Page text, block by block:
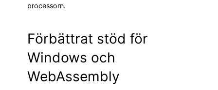
processorn.
Förbättrat stöd för
Windows och
WebAssembly